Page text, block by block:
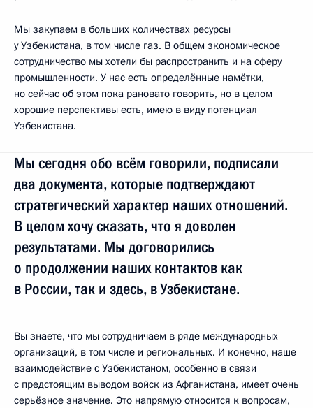
Мы закупаем в больших количествах ресурсы
у Узбекистана, в том числе газ. В общем экономическое
сотрудничество мы хотели бы распространить и на сферу
промышленности. У нас есть определённые намётки,
но сейчас об этом пока рановато говорить, но в целом
хорошие перспективы есть, имею в виду потенциал
Узбекистана.
Мы сегодня обо всём говорили, подписали
два документа, которые подтверждают
стратегический характер наших отношений.
В целом хочу сказать, что я доволен
результатами. Мы договорились
о продолжении наших контактов как
в России, так и здесь, в Узбекистане.
Вы знаете, что мы сотрудничаем в ряде международных
организаций, в том числе и региональных. И конечно, наше
взаимодействие с Узбекистаном, особенно в связи
с предстоящим выводом войск из Афганистана, имеет очень
серьёзное значение. Это напрямую относится к вопросам,